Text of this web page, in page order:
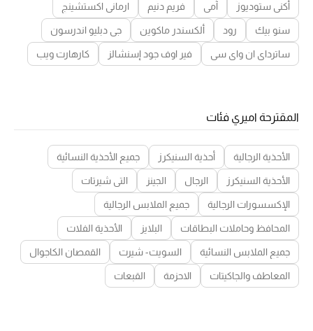
أكني ستوديوز آمي فريم دنيم ارماني اكستشينج
سنو بيك رود ألكسندر ماكوين جي دبليو اندرسون
ساترداي ان واي سي فير اوف جود إسنشالز كارهارت ويب
المقترحة اميري فئات
الأحذية الرجالية أحذية السنيكرز جميع الأحذية النسائية
الأحذية السنيكرز الرجال الجينز التي شيرتات
الإكسسورات الرجالية جميع الملابس الرجالية
المحافظ وحاملات البطاقات البلايز الأحذية الفلات
جميع الملابس النسائية السويت- شيرت القمصان الكاجوال
المعاطف والجاكيتات الاحزمة القبعات